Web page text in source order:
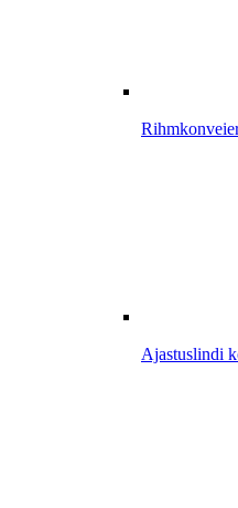
Ajastuslindi